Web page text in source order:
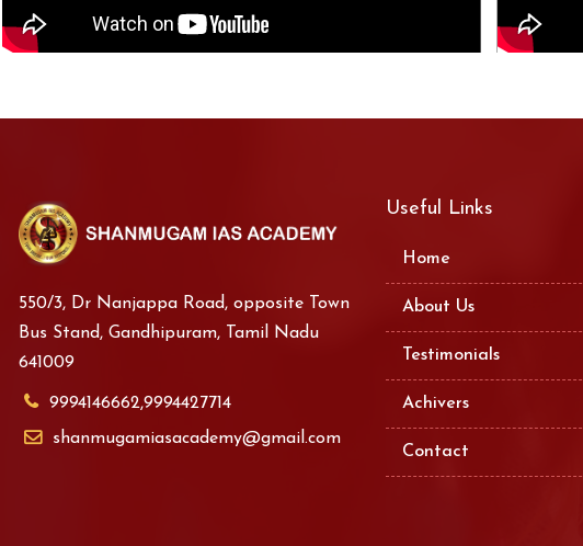
550/3, Dr Nanjappa Road, opposite Town
Bus Stand, Gandhipuram, Tamil Nadu
641009
9994146662,9994427714
shanmugamiasacademy@gmail.com
Useful Links
Home
About Us
Testimonials
Achivers
Contact